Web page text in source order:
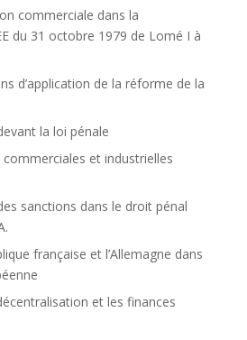
commerciale dans la
du 31 octobre 1979 de Lomé I à
d’application de la réforme de la
la loi pénale
commerciales et industrielles
sanctions dans le droit pénal
française et l’Allemagne dans
et les finances